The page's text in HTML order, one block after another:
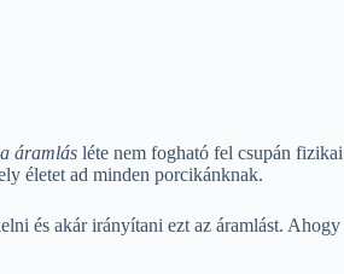
áramlás léte nem fogható fel csupán
életet ad minden porcikánknak.
és akár irányítani ezt az áramlást.